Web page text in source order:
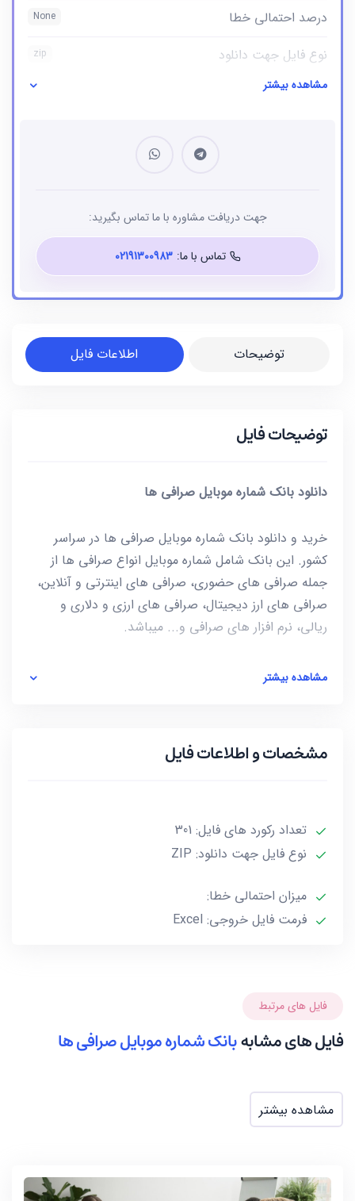
توضیحات اطلاعات فایل
توضیحات فایل
دانلود بانک شماره موبایل صرافی ها
خرید و دانلود بانک شماره موبایل صرافی ها در سراسر
کشور. این بانک شامل شماره موبایل انواع صرافی ها از
جمله صرافی های حضوری، صرافی های اینترتی و آنلاین،
صرافی های ارز دیجیتال، صرافی های ارزی و دلاری و
ریالی، نرم افزار های صرافی و... میباشد.
حجم این فایل کمتر از 2KB است.
سایر اطلاعات از جمله نام و… میباشد.
مشاهده بیشتر
مشخصات و اطلاعات فایل
تعداد رکورد های فایل: 301
نوع فایل جهت دانلود: ZIP
میزان احتمالی خطا:
فرمت فایل خروجی: Excel
فایل های مرتبط
فایل های مشابهبانک شماره موبایل صرافی ها
مشاهده بیشتر
درصد احتمالی خطا None
نوع فایل جهت دانلود zip
نوع فایل بانک شماره موبایل مشاهده بیشتر
جهت دریافت مشاوره با ما تماس بگیرید:
تماس با ما: 02191300983